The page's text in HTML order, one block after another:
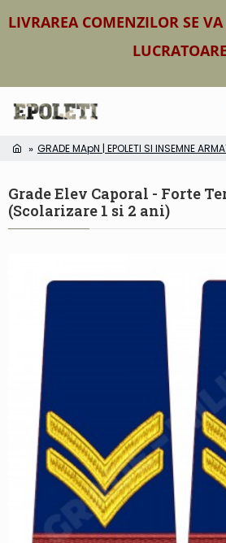
LIVRAREA COMENZILOR SE
GRADE MApN | EPOLETI SI INSEMNE
Grade Elev Caporal - Forte
(Scolarizare 1 si 2 ani)